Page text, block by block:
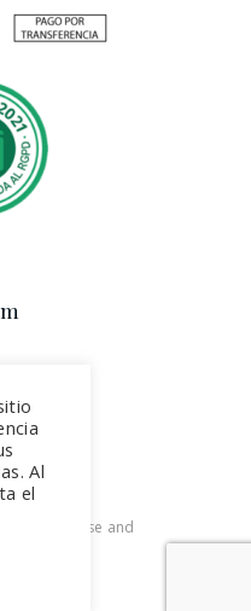
Terms of use and
Al
el